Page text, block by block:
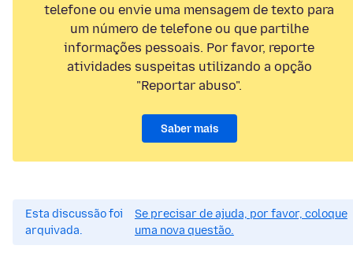
telefone ou envie uma mensagem de texto para
um número de telefone ou que partilhe
informações pessoais. Por favor, reporte
atividades suspeitas utilizando a opção
"Reportar abuso".
Saber mais
Esta discussão foi
arquivada.
Se precisar de ajuda, por favor, coloque
uma nova questão.